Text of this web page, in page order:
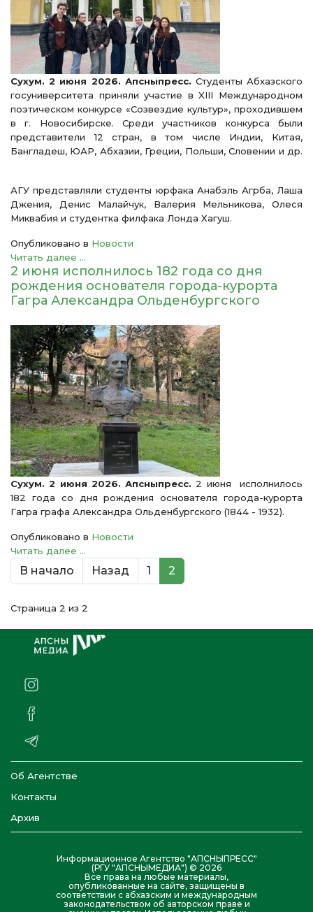
Сухум. 2 июня 2026. Апсныпресс. Студенты Абхазского
госуниверситета приняли участие в XIII Международном
поэтическом конкурсе «Созвездие культур», проходившем
в г. Новосибирске. Среди участников конкурса были
представители 12 стран, в том числе Индии, Китая,
Бангладеш, ЮАР, Абхазии, Греции, Польши, Словении и др.
АГУ представляли студенты юрфака Анабэль Агрба, Лаша
Джения, Денис Малайчук, Валерия Мельникова, Олеся
Миквабия и студентка филфака Лонда Хагуш.
Опубликовано в Новости
Читать далее ...
2 июня исполнилось 182 года со дня
рождения основателя города-курорта
Гагра Александра Ольденбургского
Сухум. 2 июня 2026. Апсныпресс. 2 июня исполнилось
182 года со дня рождения основателя города-курорта
Гагра графа Александра Ольденбургского (1844 - 1932).
Опубликовано в Новости
Читать далее ...
В начало Назад 1 2
Страница 2 из 2
Об Агентстве
Контакты
Архив
Информационное Агентство "АПСНЫПРЕСС"
(РГУ "АПСНЫМЕДИА") © 2026
Все права на любые материалы,
опубликованные на сайте, защищены в
соответствии с абхазским и международным
законодательством об авторском праве и